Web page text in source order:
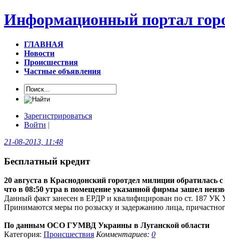
Информационный портал
ГЛАВНАЯ
Новости
Происшествия
Частные объявления
Зарегистрироваться
Войти |
21-08-2013, 11:48
Бесплатный кредит
20 августа в Краснодонский горотдел милиции
что в 08:50 утра в помещение указанной фирмы зашел
Данный факт занесен в ЕРДР и квалифицирован по ст. 187 УК
Принимаются меры по розыску и задержанию лица,
По данным ОСО ГУМВД Украины в Луганской области
Категория: Происшествия Комментариев: 0